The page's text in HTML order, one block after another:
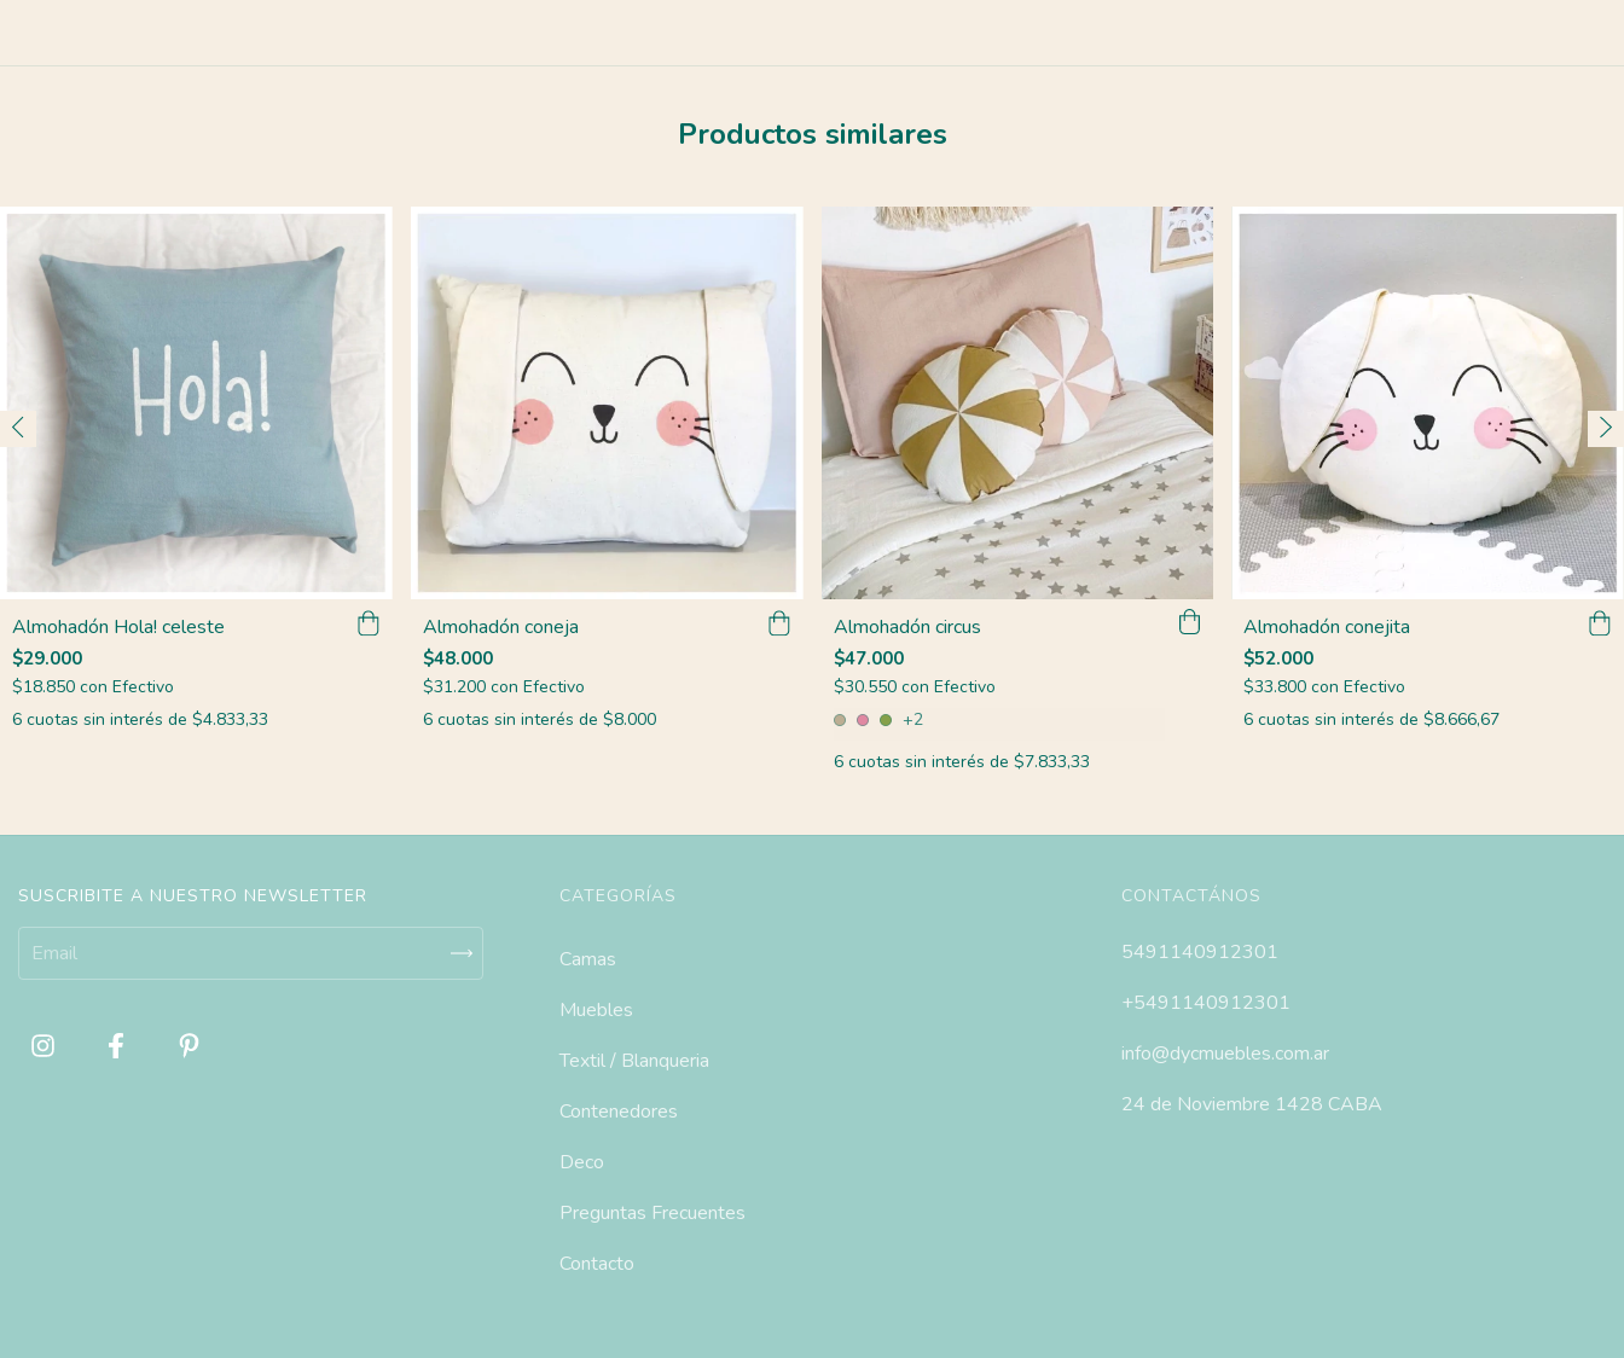
Productos similares
Almohadón Hola! celeste
$29.000
$18.850 con Efectivo
6 cuotas sin interés de $4.833,33
Almohadón coneja
$48.000
$31.200 con Efectivo
6 cuotas sin interés de $8.000
Almohadón circus
$47.000
$30.550 con Efectivo
+2
6 cuotas sin interés de $7.833,33
Almohadón conejita
$52.000
$33.800con Efectivo
6 cuotas sin interés de$8.666,67
SUSCRIBITE A NUESTRO NEWSLETTER CATEGORÍAS
Camas
Muebles
Textil / Blanqueria
Contenedores
Deco
Preguntas Frecuentes
Contacto
CONTACTÁNOS
5491140912301
+5491140912301
info@dycmuebles.com.ar
24 de Noviembre 1428 CABA